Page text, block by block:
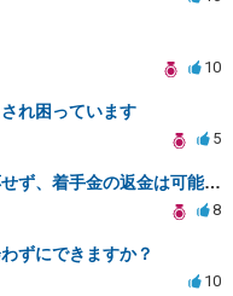
10
れ困っています
5
弁護士が入院し復代理人も対応せず、着手金の返金は可能か？
8
ずにできますか？
10